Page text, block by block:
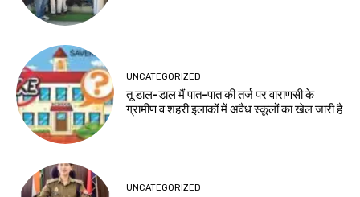
UNCATEGORIZED
तू डाल-डाल मैं पात-पात की तर्ज पर वाराणसी के
ग्रामीण व शहरी इलाकों में अवैध स्कूलों का खेल जारी है
UNCATEGORIZED